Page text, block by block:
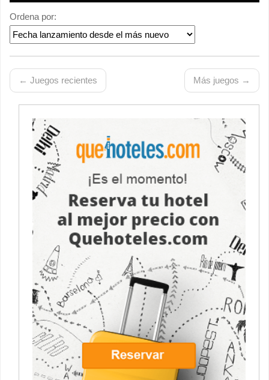
Ordena por:
← Juegos recientes Más juegos →